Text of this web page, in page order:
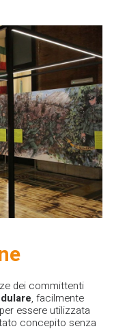
dei committenti
, facilmente
essere utilizzata
concepito senza